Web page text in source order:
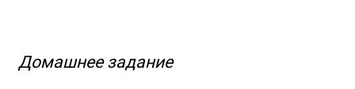
Домашнее задание